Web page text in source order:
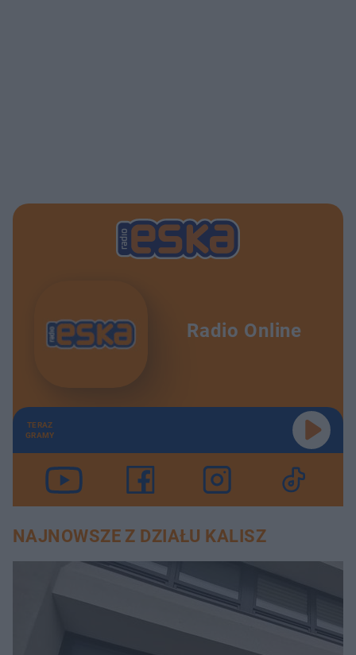
Radio Online
TERAZ
GRAMY
NAJNOWSZE Z DZIAŁU KALISZ